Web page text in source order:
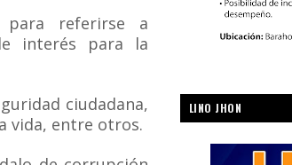
para referirse a
interés para la
ciudadana,
vida, entre otros.
LINO JHON